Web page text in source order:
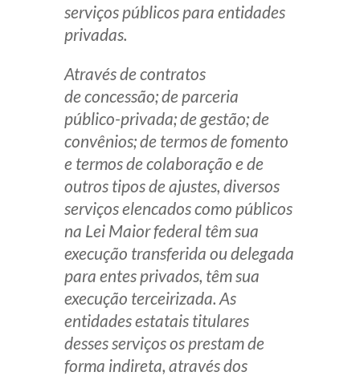
serviços públicos para entidades
privadas.
Através de contratos
de concessão; de parceria
público-privada; de gestão; de
convênios; de termos de fomento
e termos de colaboração e de
outros tipos de ajustes, diversos
serviços elencados como públicos
na Lei Maior federal têm sua
execução transferida ou delegada
para entes privados, têm sua
execução terceirizada. As
entidades estatais titulares
desses serviços os prestam de
forma indireta, através dos